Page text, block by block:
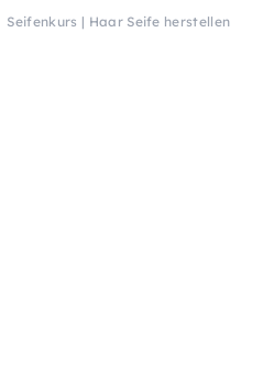
Seifenkurs | Haar Seife herstellen